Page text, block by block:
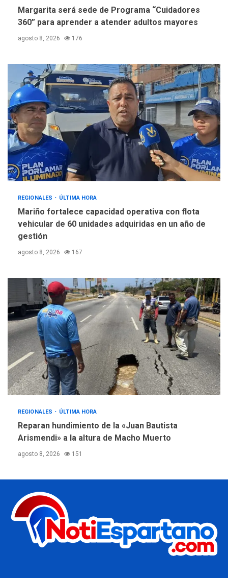
Margarita será sede de Programa “Cuidadores
360” para aprender a atender adultos mayores
agosto 8, 2026 176
REGIONALES ÚLTIMA HORA
Mariño fortalece capacidad operativa con flota
vehicular de 60 unidades adquiridas en un año de
gestión
agosto 8, 2026 167
REGIONALES ÚLTIMA HORA
Reparan hundimiento de la «Juan Bautista
Arismendi» a la altura de Macho Muerto
agosto 8, 2026 151